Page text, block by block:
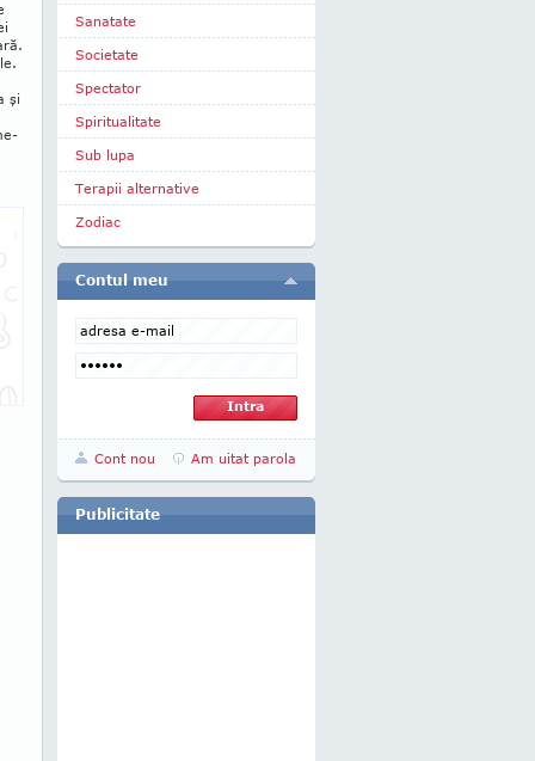
şi
Sanatate
Societate
Spectator
Spiritualitate
Sub lupa
Terapii alternative
Zodiac
Contul meu
Cont nou Am uitat parola
Publicitate